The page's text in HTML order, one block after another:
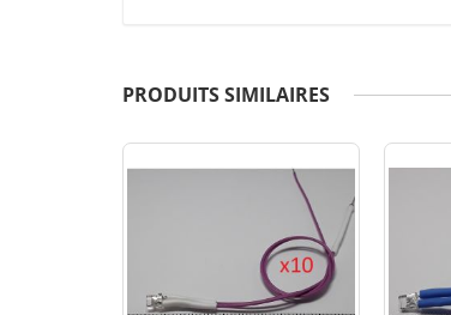
PRODUITS SIMILAIRES